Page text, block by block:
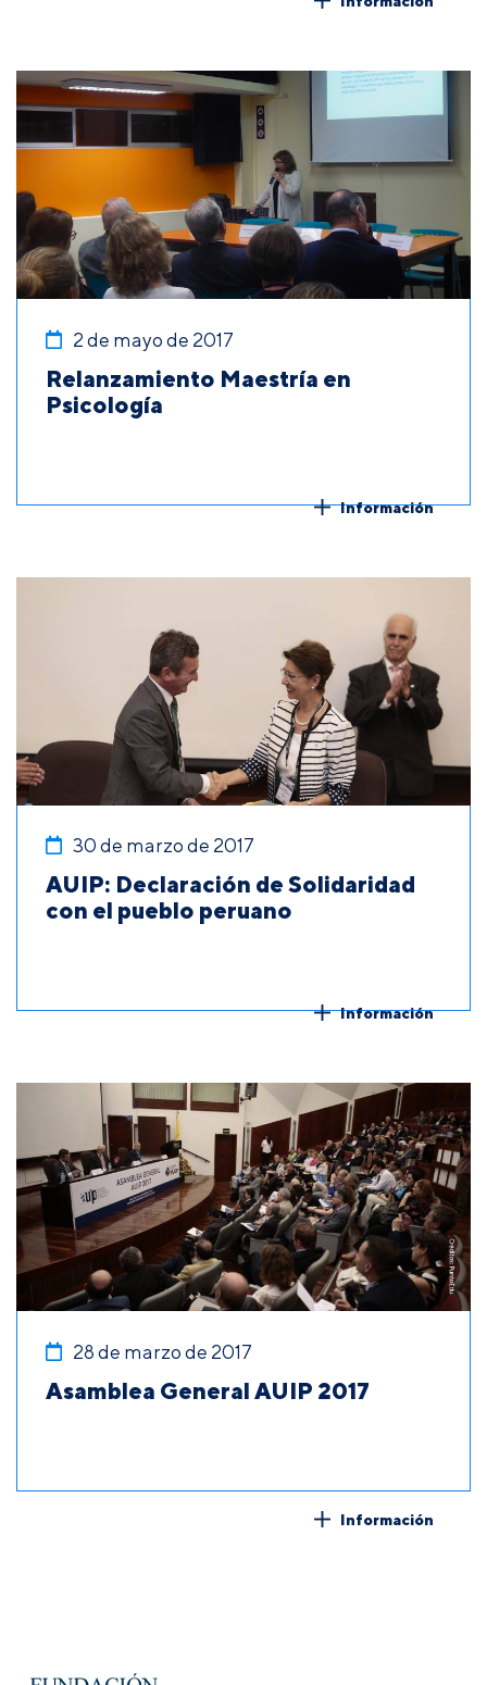
2 de mayo de 2017
Relanzamiento Maestría en
Psicología
Información
30 de marzo de 2017
AUIP: Declaración de Solidaridad
con el pueblo peruano
Información
28 de marzo de 2017
Asamblea General AUIP 2017
Información